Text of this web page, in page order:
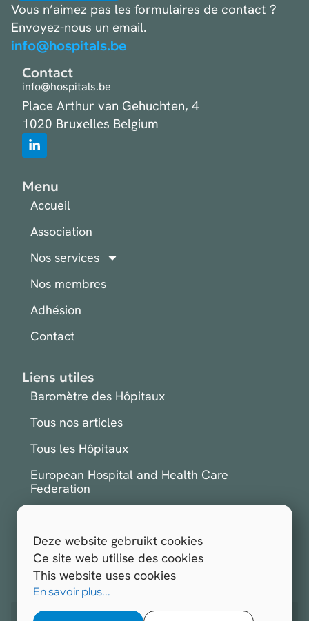
Deze website gebruikt cookies
Ce site web utilise des cookies
This website uses cookies
En savoir plus...
Vous n’aimez pas les formulaires de contact ?
Envoyez-nous un email.
info@hospitals.be
Contact
info@hospitals.be
Place Arthur van Gehuchten, 4
1020 Bruxelles Belgium
Menu
Accueil
Association
Nos services
Nos membres
Adhésion
Contact
Liens utiles
Baromètre des Hôpitaux
Tous nos articles
Tous les Hôpitaux
European Hospital and Health Care
Federation
S'inscrire à la newsletter
Hospitals.be 2026 Tous droits réservés.
Site web réalisé par